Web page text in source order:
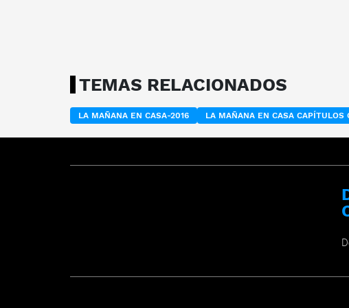
TEMAS RELACIONADOS
LA MAÑANA EN CASA-2016 LA MAÑANA EN CASA CAPÍTULOS